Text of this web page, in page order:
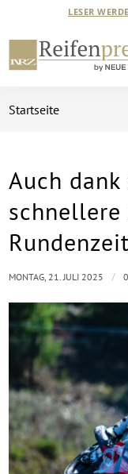
LESER
Startseite
Auch
MONTAG, 21. JULI 2025 /